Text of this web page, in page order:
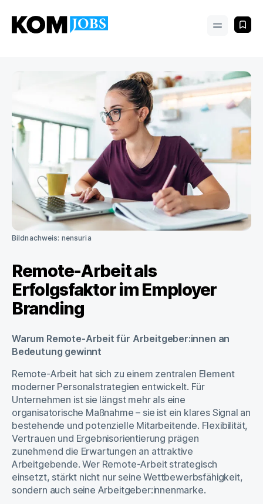
Bildnachweis: nensuria
Remote-Arbeit als
Erfolgsfaktor im Employer
Branding
Warum Remote-Arbeit für Arbeitgeber:innen an
Bedeutung gewinnt
Remote-Arbeit hat sich zu einem zentralen Element
moderner Personalstrategien entwickelt. Für
Unternehmen ist sie längst mehr als eine
organisatorische Maßnahme – sie ist ein klares Signal an
bestehende und potenzielle Mitarbeitende. Flexibilität,
Vertrauen und Ergebnisorientierung prägen
zunehmend die Erwartungen an attraktive
Arbeitgebende. Wer Remote-Arbeit strategisch
einsetzt, stärkt nicht nur seine Wettbewerbsfähigkeit,
sondern auch seine Arbeitgeber:innenmarke.